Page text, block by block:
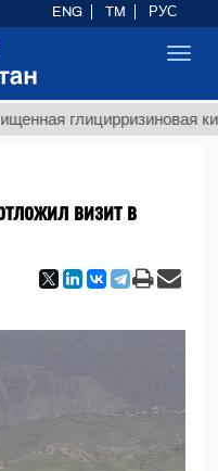
глицирризиновая
визит в
ENG TM РУС